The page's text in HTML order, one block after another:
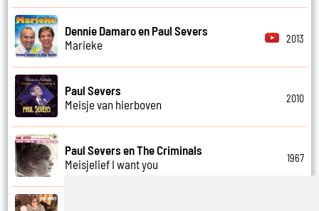
Dennie Damaro en Paul Severs
Marieke
2013
Paul Severs
Meisje van hierboven
2010
Paul Severs en The Criminals
Meisjelief I want you
1967